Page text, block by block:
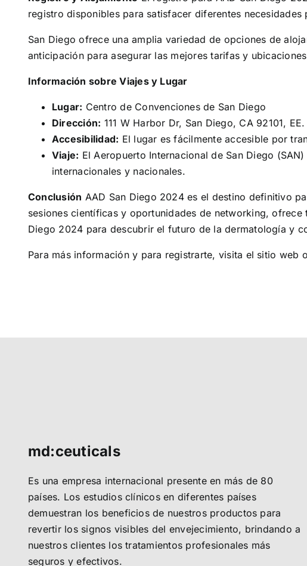
registro disponibles para satisfacer diferentes necesidades
San Diego ofrece una amplia variedad de opciones de
anticipación para asegurar las mejores tarifas y
Información sobre Viajes y Lugar
Lugar: Centro de Convenciones de San Diego
Dirección: 111 W Harbor Dr, San Diego, CA 92101, EE.
Accesibilidad: El lugar es fácilmente accesible por
Viaje: El Aeropuerto Internacional de San Diego
internacionales y nacionales.
Conclusión AAD San Diego 2024 es el destino definitivo
sesiones científicas y oportunidades de networking,
Diego 2024 para descubrir el futuro de la dermatología y
Para más información y para registrarte, visita el sitio web
md:ceuticals
Es una empresa internacional presente en más de 80
países. Los estudios clínicos en diferentes países
demuestran los beneficios de nuestros productos para
revertir los signos visibles del envejecimiento, brindando a
nuestros clientes los tratamientos profesionales más
seguros y efectivos.